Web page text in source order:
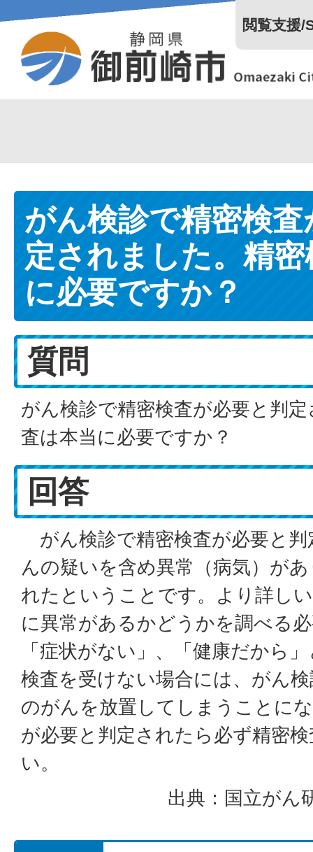
閲覧支援
がん検診で精密検
定されました。精
に必要ですか？
質問
がん検診で精密検査が必要と判
査は本当に必要ですか？
回答
がん検診で精密検査が必要と
んの疑いを含め異常（病気）が
れたということです。より詳し
に異常があるかどうかを調べる
「症状がない」、「健康だから
検査を受けない場合には、がん
のがんを放置してしまうことに
が必要と判定されたら必ず精密
い。
出典：国立がん